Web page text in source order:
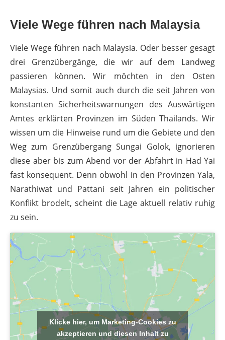
Viele Wege führen nach Malaysia
Viele Wege führen nach Malaysia. Oder besser gesagt
drei Grenzübergänge, die wir auf dem Landweg
passieren können. Wir möchten in den Osten
Malaysias. Und somit auch durch die seit Jahren von
konstanten Sicherheitswarnungen des Auswärtigen
Amtes erklärten Provinzen im Süden Thailands. Wir
wissen um die Hinweise rund um die Gebiete und den
Weg zum Grenzübergang Sungai Golok, ignorieren
diese aber bis zum Abend vor der Abfahrt in Had Yai
fast konsequent. Denn obwohl in den Provinzen Yala,
Narathiwat und Pattani seit Jahren ein politischer
Konflikt brodelt, scheint die Lage aktuell relativ ruhig
zu sein.
Klicke hier, um Marketing-Cookies zu
akzeptieren und diesen Inhalt zu